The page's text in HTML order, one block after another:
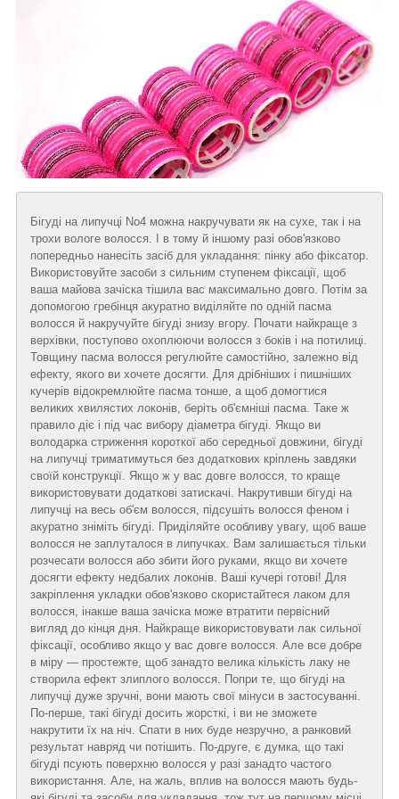
Бігуді на липучці No4 можна накручувати як на сухе, так і на
трохи вологе волосся. І в тому й іншому разі обов'язково
попередньо нанесіть засіб для укладання: пінку або фіксатор.
Використовуйте засоби з сильним ступенем фіксації, щоб
ваша майова зачіска тішила вас максимально довго. Потім за
допомогою гребінця акуратно виділяйте по одній пасма
волосся й накручуйте бігуді знизу вгору. Почати найкраще з
верхівки, поступово охоплюючи волосся з боків і на потилиці.
Товщину пасма волосся регулюйте самостійно, залежно від
ефекту, якого ви хочете досягти. Для дрібніших і пишніших
кучерів відокремлюйте пасма тонше, а щоб домогтися
великих хвилястих локонів, беріть об'ємніші пасма. Таке ж
правило діє і під час вибору діаметра бігуді. Якщо ви
володарка стриження короткої або середньої довжини, бігуді
на липучці триматимуться без додаткових кріплень завдяки
своїй конструкції. Якщо ж у вас довге волосся, то краще
використовувати додаткові затискачі. Накрутивши бігуді на
липучці на весь об'єм волосся, підсушіть волосся феном і
акуратно зніміть бігуді. Приділяйте особливу увагу, щоб ваше
волосся не заплуталося в липучках. Вам залишається тільки
розчесати волосся або збити його руками, якщо ви хочете
досягти ефекту недбалих локонів. Ваші кучері готові! Для
закріплення укладки обов'язково скористайтеся лаком для
волосся, інакше ваша зачіска може втратити первісний
вигляд до кінця дня. Найкраще використовувати лак сильної
фіксації, особливо якщо у вас довге волосся. Але все добре
в міру — простежте, щоб занадто велика кількість лаку не
створила ефект злиплого волосся. Попри те, що бігуді на
липучці дуже зручні, вони мають свої мінуси в застосуванні.
По-перше, такі бігуді досить жорсткі, і ви не зможете
накрутити їх на ніч. Спати в них буде незручно, а ранковий
результат навряд чи потішить. По-друге, є думка, що такі
бігуді псують поверхню волосся у разі занадто частого
використання. Але, на жаль, вплив на волосся мають будь-